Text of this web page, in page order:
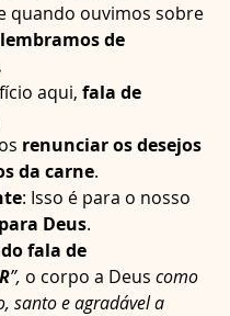
quando ouvimos sobre
lembramos de
aqui, fala de
renunciar os desejos
da carne.
: Isso é para o nosso
Deus.
fala de
”, o corpo a Deus como
santo e agradável a